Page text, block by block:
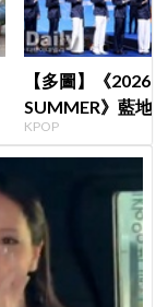
【多圖】《2026
SUMMER》藍地
Velvet、Stray
等愛豆登場
KPOP